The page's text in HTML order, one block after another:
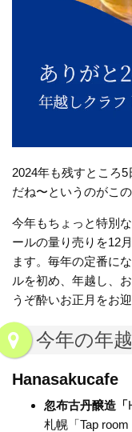
2024年も残すところ
だね〜というのがこ
今年もちょっと特別
ールの量り売りを12
ます。毎年の定番に
ルを初め、年越し、
うぞ酔いお正月をお迎
今年の年
Hanasakucafe
忽布古丹醸造「
札幌「Tap